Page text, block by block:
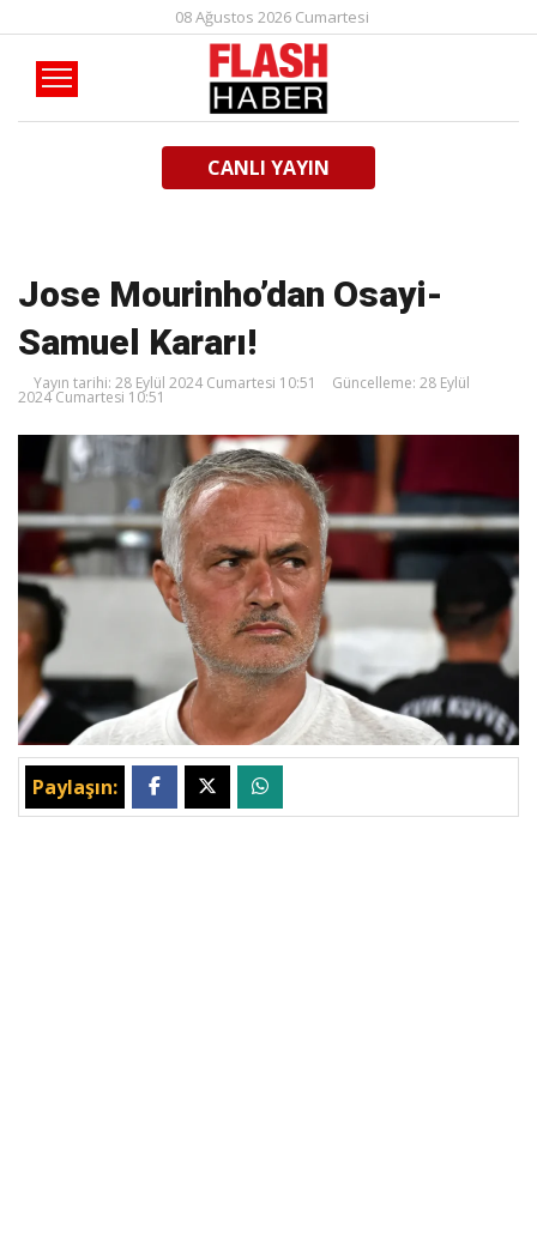
08 Ağustos 2026 Cumartesi
CANLI YAYIN
Jose Mourinho’dan Osayi-
Samuel Kararı!
Yayın tarihi: 28 Eylül 2024 Cumartesi 10:51 Güncelleme: 28 Eylül
2024 Cumartesi 10:51
Paylaşın: